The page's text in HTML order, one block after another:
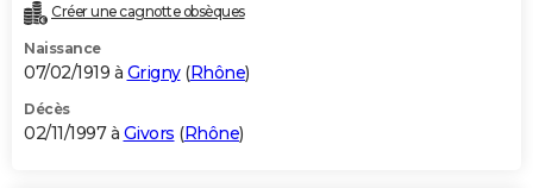
Créer une cagnotte obsèques
Naissance
07/02/1919 à Grigny(Rhône)
Décès
02/11/1997 à Givors (Rhône)